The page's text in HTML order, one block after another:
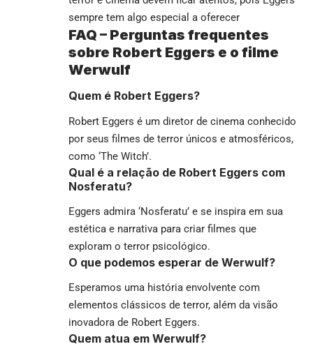
sempre tem algo especial a oferecer
FAQ – Perguntas frequentes
sobre Robert Eggers e o filme
Werwulf
Quem é Robert Eggers?
Robert Eggers é um diretor de cinema conhecido
por seus filmes de terror únicos e atmosféricos,
como ‘The Witch’.
Qual é a relação de Robert Eggers com
Nosferatu?
Eggers admira ‘Nosferatu’ e se inspira em sua
estética e narrativa para criar filmes que
exploram o terror psicológico.
O que podemos esperar de Werwulf?
Esperamos uma história envolvente com
elementos clássicos de terror, além da visão
inovadora de Robert Eggers.
Quem atua em Werwulf?